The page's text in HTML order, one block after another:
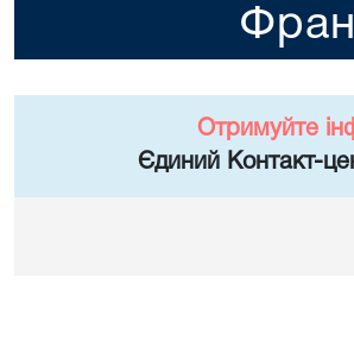
Отримуйте
Єдиний Контакт-